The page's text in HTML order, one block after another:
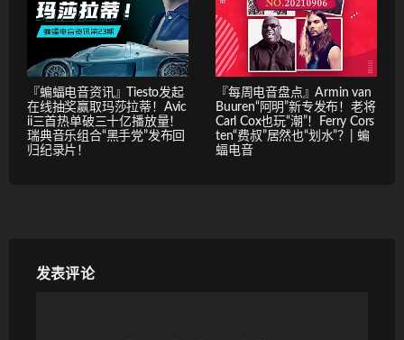
『蝙蝠电音资讯』Tiesto发起
在线抽奖赢取玛莎拉蒂！Avic
ii三首热单破三十亿播放量！
瑞典音乐组合“黑手党”发布回
归纪录片！
『每周电音盘点』Armin van
Buuren“阿明”新专发布！老将
Carl Cox也玩“潮”！Ferry Cors
ten“费叔”居然也“划水”？| 蝙
蝠电音
发表评论